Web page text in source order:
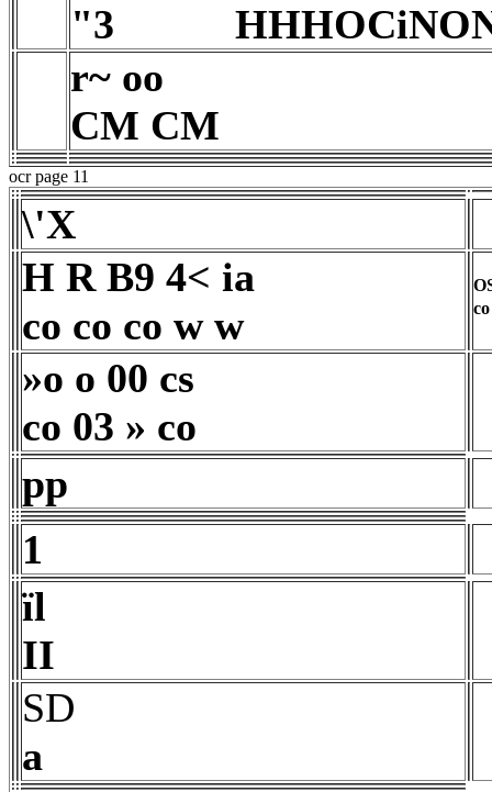
"3
r~ oo
CM CM
ocr page 11
\'X
H R B9 4< ia
co co co w w
co
»o o 00 cs
co 03 » co
pp
1
ïl
II
SD
a